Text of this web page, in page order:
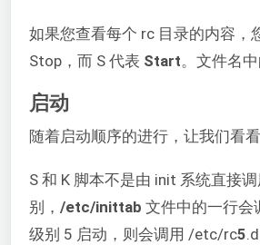
如果您查看每个 rc 目录的内容，
Stop，而 S 代表 Start。文件名
启动
随着启动顺序的进行，让我们看
S 和 K 脚本不是由 init 系统直接
别， /etc/inittab 文件中的一行
级别 5 启动，则会调用 /etc/rc5